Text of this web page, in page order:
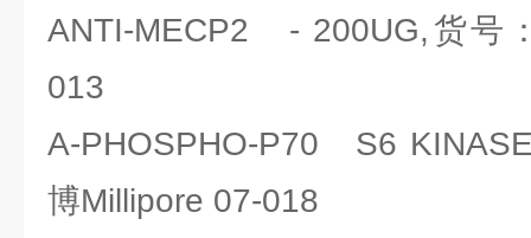
ANTI-MECP2 - 200UG,货号
013
A-PHOSPHO-P70 S6
博Millipore 07-018